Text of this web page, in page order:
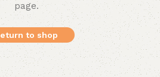
page.
to shop